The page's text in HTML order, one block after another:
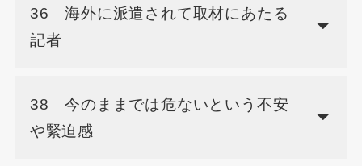
36 海外に派遣されて取材にあたる
記者
38 今のままでは危ないという不安
や緊迫感